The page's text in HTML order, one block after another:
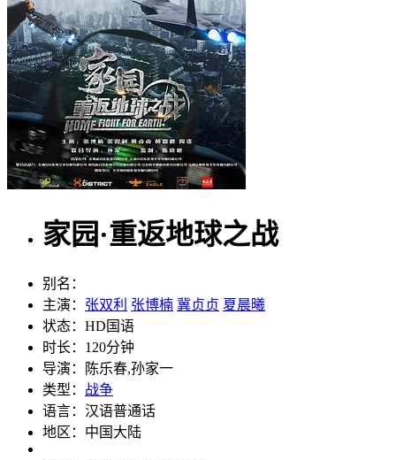
家园·重返地球之战
别名：
主演： 张双利 张博楠 冀贞贞 夏晨曦
状态： HD国语
时长： 120分钟
导演：
陈乐春,孙家一
类型： 战争
语言： 汉语普通话
地区： 中国大陆